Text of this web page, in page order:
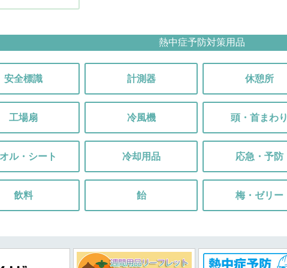
熱中症予防対策用品
安全標識 計測器 休憩所
工場扇 冷風機 頭・首まわり
ル・シート 冷却用品 応急・予防
飲料 飴 梅・ゼリー